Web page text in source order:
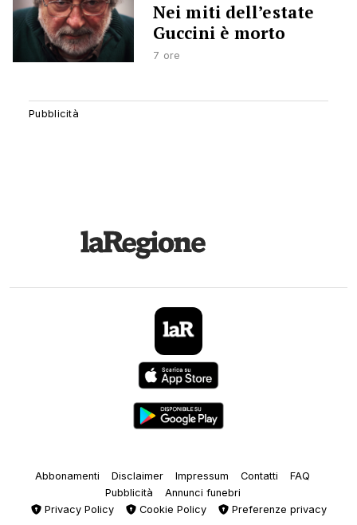
Nei miti dell’estate
Guccini è morto
7 ore
Abbonamenti Disclaimer Impressum Contatti
FAQ
Pubblicità
Annunci funebri
Privacy Policy
Cookie Policy Preferenze privacy